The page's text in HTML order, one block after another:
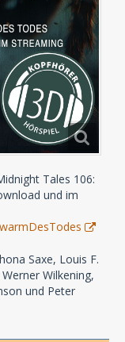
Tales 106:
und im
Saxe, Louis F.
Wilkening,
und Peter